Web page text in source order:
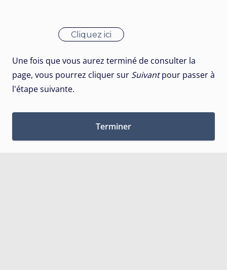
Cliquez ici
Une fois que vous aurez terminé de consulter la
page, vous pourrez cliquer sur Suivantpour passer à
l'étape suivante.